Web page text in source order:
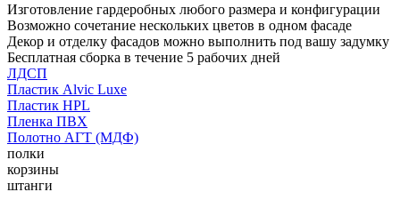
Изготовление гардеробных любого размера и конфигурации
Возможно сочетание нескольких цветов в одном фасаде
Декор и отделку фасадов можно выполнить под вашу задумку
Бесплатная сборка в течение 5 рабочих дней
ЛДСП
Пластик Alvic Luxe
Пластик HPL
Пленка ПВХ
Полотно АГТ (МДФ)
полки
корзины
штанги